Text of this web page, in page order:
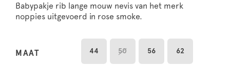
Babypakje rib lange mouw nevis van het merk
noppies uitgevoerd in rose smoke.
MAAT 44 50 56 62